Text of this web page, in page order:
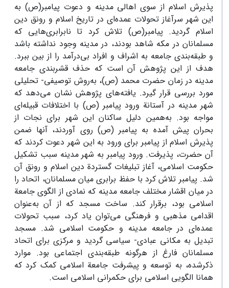
پذیرش اسلام از سوی اهالی مدینه و دعوت پیامبر(ص) به
این شهر سرآغاز تحولات عمده‌ای در تاریخ اسلام و رونق دین
اسلام گردید. پیامبر(ص) تلاش کرد تا نابرابری‌هایی که
مسلمانان در مکه شاهد بودند، در مدینه وجود نداشته باشد
و طبقه‌بندی جامعه به اشراف و افراد بی‌درآمد را از بین ببرد.
هدف از این پژوهش آن است که حذف قشربندی جامعه
مدینه در زمان حضرت محمد (ص)، به‌روش توصیفی- تحلیلی
مورد بررسی قرار گیرد. یافته‌های پژوهش نشان می‌دهد که
شهر مدینه در آستانة ورود پیامبر (ص) با اختلافات قبیله‌ای
مواجه بود. به‌همین دلیل ساکنان این شهر برای نجات از
بحران پیش آمده به پیامبر (ص) روی آوردند، آنها ضمن
پذیرش اسلام از پیامبر برای ورود به این شهر دعوت کردند که
آن حضرت، پذیرفت. ورود پیامبر به شهر مدینه سبب تشکیل
حکومت اسلامی، آغاز تبلیغات گستردة دین اسلام و رونق آن
شد. پیامبر تلاش کرد با حفظ برابری میان مسلمانان، اتحاد را
در میان اقشار مختلف جامعه مدینه که نمادی از الگوی جامعة
اسلامی بود، برقرار کند. ساخت مسجد که از آن به‌عنوان
اقدامی مذهبی و فرهنگی می‌توان یاد کرد، سبب تحولات
عمده‌ای در جامعه مدینه و حکومت اسلامی شد. مسجد
تبدیل به مکانی عبادی- سیاسی گردید و مرکزی برای اتحاد
مسلمانان فارغ از هرگونه طبقه‌بندی اجتماعی بود. موارد
ذکرشده، به توسعه و پیشرفت جامعة اسلامی کمک کرد که
همانا الگویی اسلامی برای حکمرانی اسلامی است.